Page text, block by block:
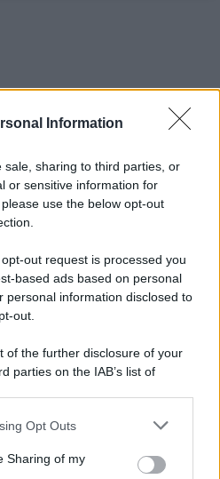
Information
sale, sharing to third parties, or
or sensitive information for
use the below opt-out
out request is processed you
based ads based on personal
personal information disclosed to
out.
of the further disclosure of your
parties on the IAB’s list of
disclosed by us to third parties
Opt Outs
Sharing of my